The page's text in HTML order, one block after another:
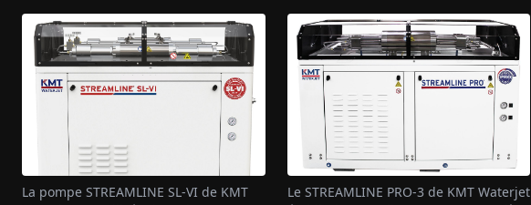
La pompe STREAMLINE SL-VI de KMT
Le STREAMLINE PRO-3 de KMT Waterjet